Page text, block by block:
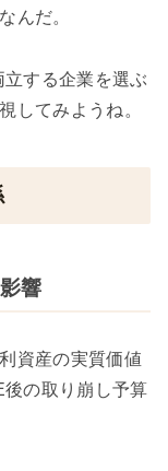
んだ。
する企業を選ぶ
してみようね。
響
資産の実質価値
の取り崩し予算